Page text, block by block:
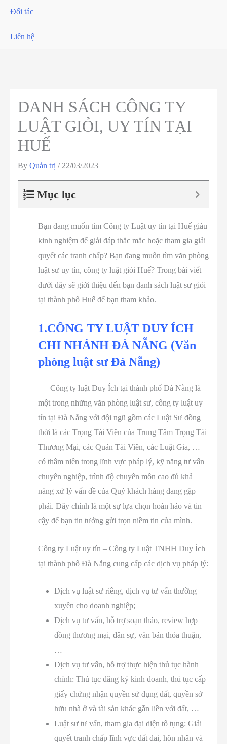
Đối tác
Liên hệ
DANH SÁCH CÔNG TY
LUẬT GIỎI, UY TÍN TẠI
HUẾ
By Quản trị / 22/03/2023
Mục lục
Bạn đang muốn tìm Công ty Luật uy tín tại Huế giàu
kinh nghiệm để giải đáp thắc mắc hoặc tham gia giải
quyết các tranh chấp? Bạn đang muốn tìm văn phòng
luật sư uy tín, công ty luật giỏi Huế? Trong bài viết
dưới đây sẽ giới thiệu đến bạn danh sách luật sư giỏi
tại thành phố Huế để bạn tham khảo.
1.CÔNG TY LUẬT DUY ÍCH
CHI NHÁNH ĐÀ NẴNG (Văn
phòng luật sư Đà Nẵng)
Công ty luật Duy Ích tại thành phố Đà Nẵng là
một trong những văn phòng luật sư, công ty luật uy
tín tại Đà Nẵng với đội ngũ gồm các Luật Sư đồng
thời là các Trọng Tài Viên của Trung Tâm Trọng Tài
Thương Mại, các Quản Tài Viên, các Luật Gia, …
có thâm niên trong lĩnh vực pháp lý, kỹ năng tư vấn
chuyên nghiệp, trình độ chuyên môn cao đủ khả
năng xử lý vấn đề của Quý khách hàng đang gặp
phải. Đây chính là một sự lựa chọn hoàn hảo và tin
cậy để bạn tin tưởng gửi trọn niềm tin của mình.
Công ty Luật uy tín – Công ty Luật TNHH Duy Ích
tại thành phố Đà Nẵng cung cấp các dịch vụ pháp lý:
Dịch vụ luật sư riêng, dịch vụ tư vấn thường
xuyên cho doanh nghiệp;
Dịch vụ tư vấn, hỗ trợ soạn thảo, review hợp
đồng thương mại, dân sự, văn bản thỏa thuận,
…
Dịch vụ tư vấn, hỗ trợ thực hiện thủ tục hành
chính: Thủ tục đăng ký kinh doanh, thủ tục cấp
giấy chứng nhận quyền sử dụng đất, quyền sở
hữu nhà ở và tài sản khác gắn liền với đất, …
Luật sư tư vấn, tham gia đại diện tố tụng: Giải
quyết tranh chấp lĩnh vực đất đai, hôn nhân và